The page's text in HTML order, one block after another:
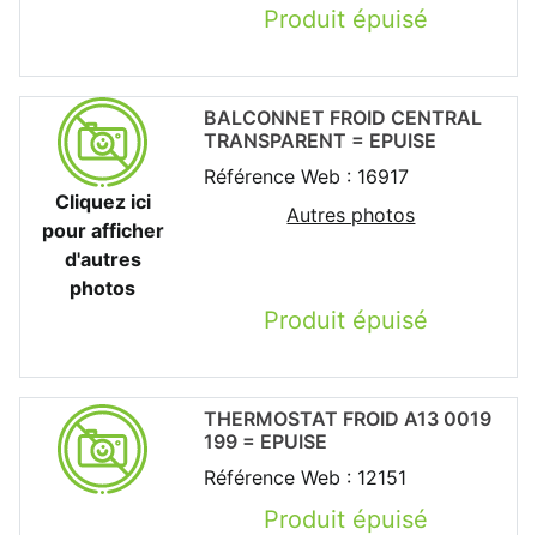
Produit épuisé
Cliquez ici
pour afficher
d'autres
photos
Produit épuisé
BALCONNET FROID CENTRAL
TRANSPARENT = EPUISE
Référence Web : 16917
Autres photos
Produit épuisé
THERMOSTAT FROID A13 0019
199 = EPUISE
Référence Web : 12151